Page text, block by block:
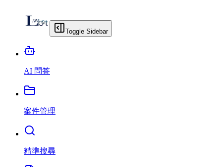
Toggle Sidebar
AI 問答
案件管理
精準搜尋